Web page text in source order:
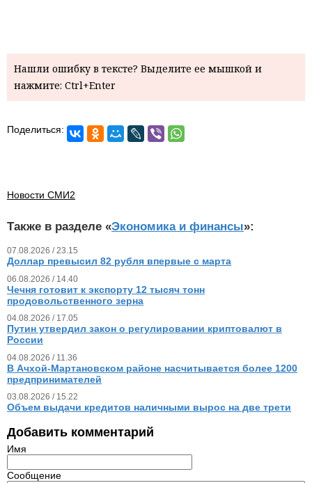
Нашли ошибку в тексте? Выделите ее мышкой и
нажмите: Ctrl+Enter
Поделиться:
Новости СМИ2
Также в разделе «Экономика и финансы»:
07.08.2026 / 23.15
Доллар превысил 82 рубля впервые с марта
06.08.2026 / 14.40
Чечня готовит к экспорту 12 тысяч тонн
продовольственного зерна
04.08.2026 / 17.05
Путин утвердил закон о регулировании криптовалют в
России
04.08.2026 / 11.36
В Ачхой-Мартановском районе насчитывается более 1200
предпринимателей
03.08.2026 / 15.22
Объем выдачи кредитов наличными вырос на две трети
Добавить комментарий
Имя
Сообщение